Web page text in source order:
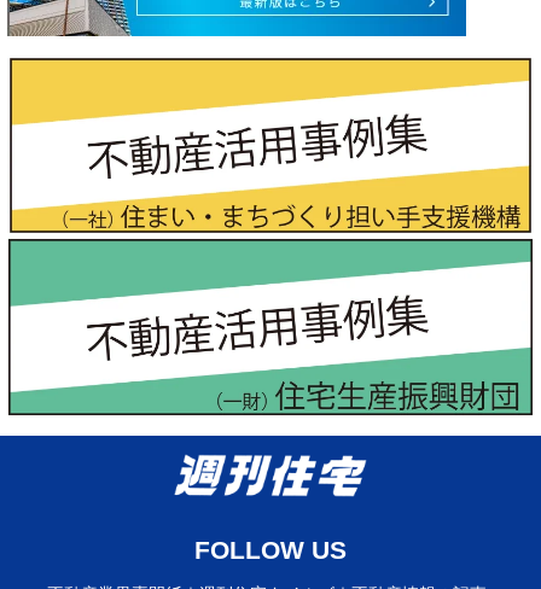
FOLLOW US